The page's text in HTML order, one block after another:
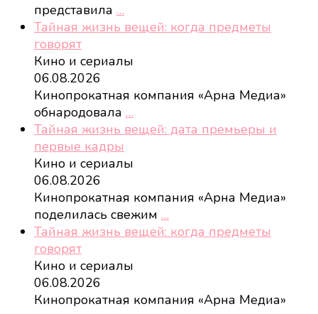
представила …
Тайная жизнь вещей: когда предметы
говорят
Кино и сериалы
06.08.2026
Кинопрокатная компания «Арна Медиа»
обнародовала …
Тайная жизнь вещей: дата премьеры и
первые кадры
Кино и сериалы
06.08.2026
Кинопрокатная компания «Арна Медиа»
поделилась свежим …
Тайная жизнь вещей: когда предметы
говорят
Кино и сериалы
06.08.2026
Кинопрокатная компания «Арна Медиа»